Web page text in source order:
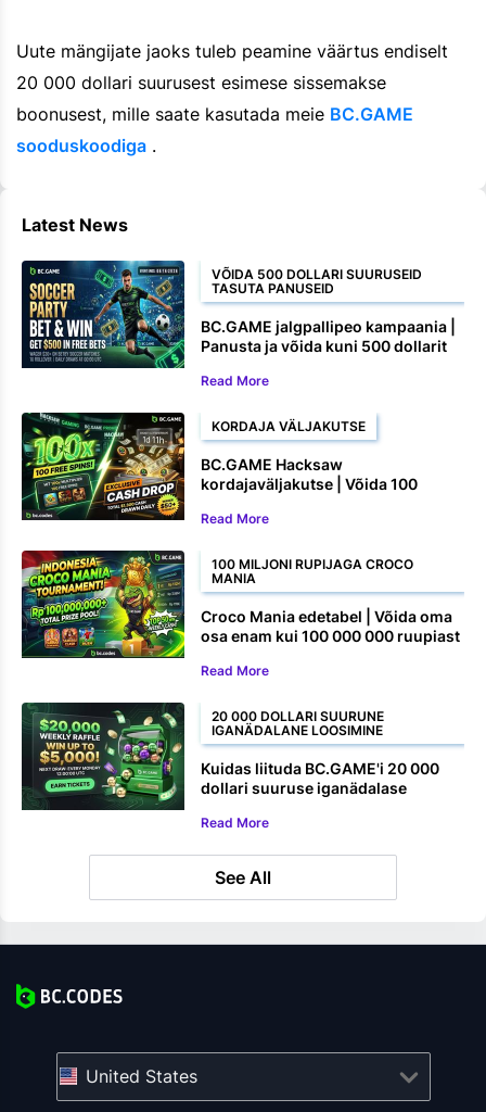
Uute mängijate jaoks tuleb peamine väärtus endiselt
20 000 dollari suurusest esimese sissemakse
boonusest, mille saate kasutada meie BC.GAME
sooduskoodiga .
Latest News
VÕIDA 500 DOLLARI SUURUSEID
TASUTA PANUSEID
BC.GAME jalgpallipeo kampaania |
Panusta ja võida kuni 500 dollarit
Read More
KORDAJA VÄLJAKUTSE
BC.GAME Hacksaw
kordajaväljakutse | Võida 100
Read More
100 MILJONI RUPIJAGA CROCO
MANIA
Croco Mania edetabel | Võida oma
osa enam kui 100 000 000 ruupiast
Read More
20 000 DOLLARI SUURUNE
IGANÄDALANE LOOSIMINE
Kuidas liituda BC.GAME'i 20 000
dollari suuruse iganädalase
Read More
See All
United States